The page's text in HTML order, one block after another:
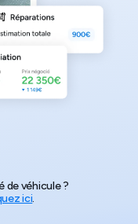
de véhicule ?
ici.